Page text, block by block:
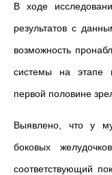
В ходе
результатов с
возможность
системы на этапе
первой половине
Выявлено, что у
боковых
соответствующий